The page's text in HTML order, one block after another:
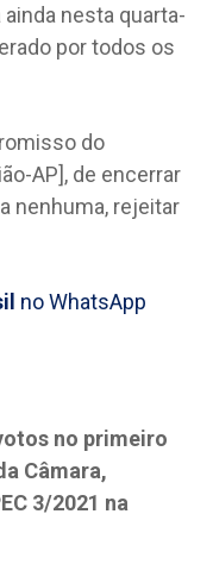
ainda nesta quarta-
por todos os
do
AP], de encerrar
nenhuma, rejeitar
no WhatsApp
no primeiro
Câmara,
3/2021 na